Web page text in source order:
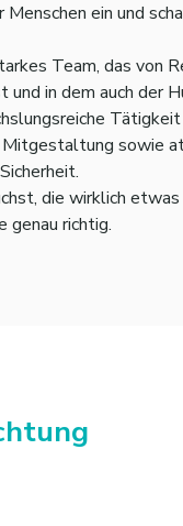
ein und
Team, das von
in dem auch der
Mitgestaltung sowie
die wirklich
genau richtig.